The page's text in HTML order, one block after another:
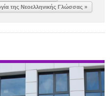
της Νεοελληνικής Γλώσσας »